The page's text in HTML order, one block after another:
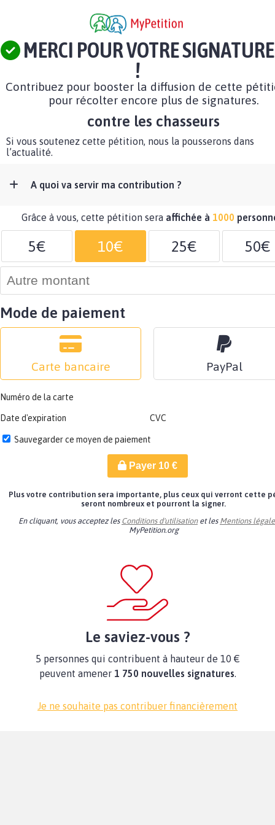
MERCI POUR VOTRE SIGNATURE
!
Contribuez pour booster la diffusion de cette
pour récolter encore plus de signatures.
contre les chasseurs
Si vous soutenez cette pétition, nous la pousserons dans
l’actualité.
A quoi va servir ma contribution ?
Grâce à vous, cette pétition sera affichée à 1000
5€ 10€ 25€ 50€
Mode de paiement
Carte bancaire PayPal
Numéro de la carte
Date d'expiration CVC
Sauvegarder ce moyen de paiement
Payer 10€
Plus votre contribution sera importante, plus ceux qui verront cette
seront nombreux et pourront la signer.
En cliquant, vous acceptez les Conditions d'utilisationet les Mentions
MyPetition.org
Le saviez-vous ?
5 personnes qui contribuent à hauteur de 10 €
peuvent amener 1 750 nouvelles signatures.
Je ne souhaite pas contribuer financièrement